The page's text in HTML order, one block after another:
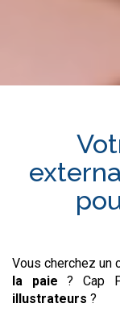
Vous cherchez un
la paie ? Cap
illustrateurs ?